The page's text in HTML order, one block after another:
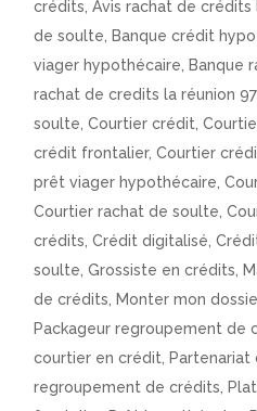
crédits ,Avis rachat de crédits
de soulte
Banque crédit
viager hypothécaire
Banque
rachat de credits la réunion
soulte ,Courtier crédit ,
crédit frontalier,Courtier
prêt viager hypothécaire ,
Courtier rachat de soulte ,
crédits ,Crédit digitalisé ,
soulte ,Grossiste en crédits
de crédits
Monter mon
Packageur regroupement de
courtier en crédit
Partenariat
regroupement de crédits